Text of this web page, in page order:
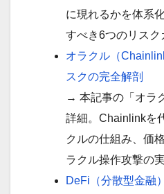
に現れるかを体系
すべき6つのリスク
オラクル（
スクの完全解剖
→ 本記事の「オラ
詳細。Chainlinkを
クルの仕組み、価
ラクル操作攻撃の
DeFi（分散型金融